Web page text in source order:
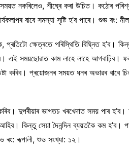
নকৰিলেও, শীঘ্ৰে কৰা উচিত। কঠোৰ
বাবে সমস্যা সৃষ্টি হ’ব পাৰে। শুভ ৰং:
ক্ষেত্ৰতে পৰিস্থিতি বিঘ্নিত হ’ব।
এই সময়ছোৱাত কাম লাহে লাহে
প্ৰয়োজনৰ সময়ত ধনৰ অভাৱৰ বাবে
দুপৰীয়াৰ ভাগতচ খৰখেদাত সময় পাৰ হ’ব।
কিন্তু সেয়া দৈনন্দিন ব্যয়তকৈ কম হ’ব।
ৰং: ৰূপালী, শুভ সংখ্যা: ১২।